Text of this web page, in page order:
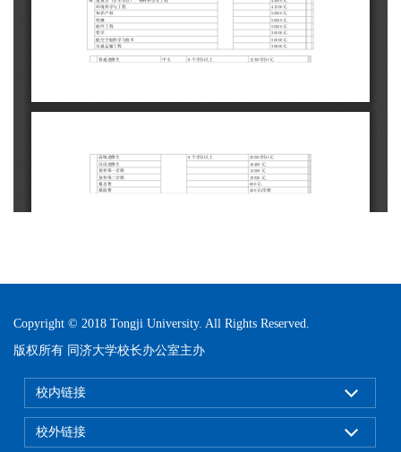
Copyright © 2018 Tongji University. All Rights Reserved.
版权所有 同济大学校长办公室主办